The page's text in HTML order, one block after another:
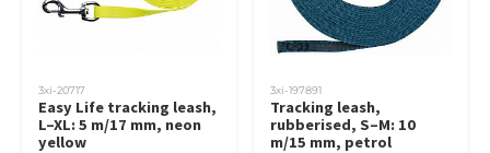
3xi-20717
Easy Life tracking leash,
L–XL: 5 m/17 mm, neon
yellow
3xi-197891
Tracking leash,
rubberised, S–M: 10
m/15 mm, petrol